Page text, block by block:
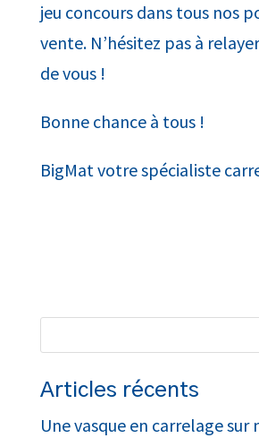
jeu concours dans tous nos
vente. N’hésitez pas à
de vous !
Bonne chance à tous !
BigMat votre spécialiste
Articles récents
Une vasque en carrelage sur